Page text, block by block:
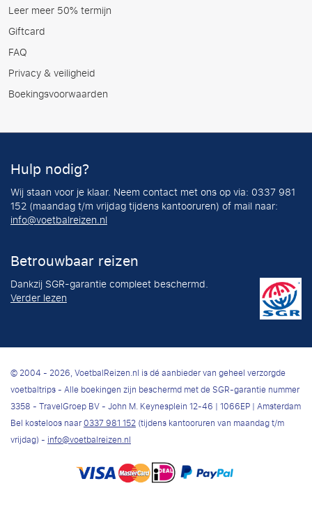
Leer meer 50% termijn
Giftcard
FAQ
Privacy & veiligheid
Boekingsvoorwaarden
Hulp nodig?
Wij staan voor je klaar. Neem contact met ons op via: 0337 981
152 (maandag t/m vrijdag tijdens kantooruren) of mail naar:
info@voetbalreizen.nl
Betrouwbaar reizen
Dankzij SGR-garantie compleet beschermd.
Verder lezen
© 2004 - 2026, VoetbalReizen.nl is dé aanbieder van geheel verzorgde
voetbaltrips - Alle boekingen zijn beschermd met de SGR-garantie nummer
3358 - TravelGroep BV - John M. Keynesplein 12-46 | 1066EP | Amsterdam
Bel kosteloos naar0337 981 152(tijdens kantooruren van maandag t/m
vrijdag) -info@voetbalreizen.nl